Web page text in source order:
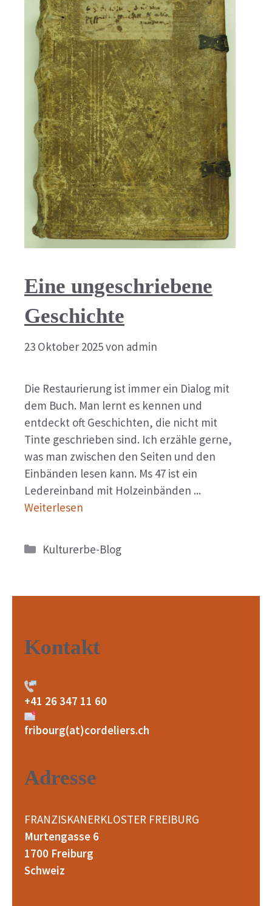
Eine ungeschriebene
Geschichte
23 Oktober 2025von admin
Die Restaurierung ist immer ein Dialog mit
dem Buch. Man lernt es kennen und
entdeckt oft Geschichten, die nicht mit
Tinte geschrieben sind. Ich erzähle gerne,
was man zwischen den Seiten und den
Einbänden lesen kann. Ms 47 ist ein
Ledereinband mit Holzeinbänden ...
Weiterlesen
Kategorien
Kulturerbe-Blog
Kontakt
+41 26 347 11 60
fribourg(at)cordeliers.ch
Adresse
FRANZISKANERKLOSTER FREIBURG
Murtengasse 6
1700 Freiburg
Schweiz